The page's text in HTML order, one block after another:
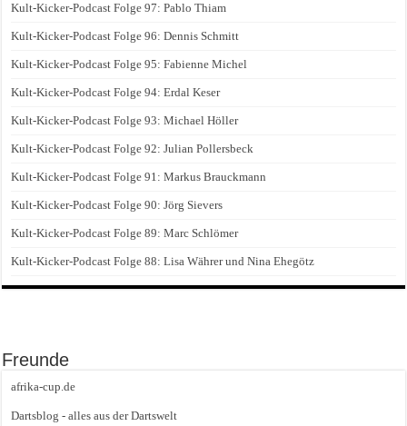
Kult-Kicker-Podcast Folge 97: Pablo Thiam
Kult-Kicker-Podcast Folge 96: Dennis Schmitt
Kult-Kicker-Podcast Folge 95: Fabienne Michel
Kult-Kicker-Podcast Folge 94: Erdal Keser
Kult-Kicker-Podcast Folge 93: Michael Höller
Kult-Kicker-Podcast Folge 92: Julian Pollersbeck
Kult-Kicker-Podcast Folge 91: Markus Brauckmann
Kult-Kicker-Podcast Folge 90: Jörg Sievers
Kult-Kicker-Podcast Folge 89: Marc Schlömer
Kult-Kicker-Podcast Folge 88: Lisa Währer und Nina Ehegötz
Freunde
afrika-cup.de
Dartsblog - alles aus der Dartswelt